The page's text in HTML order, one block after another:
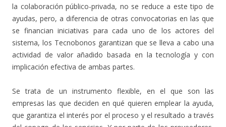
la colaboración público-privada, no se reduce a este tipo de
ayudas, pero, a diferencia de otras convocatorias en las que
se financian iniciativas para cada uno de los actores del
sistema, los Tecnobonos garantizan que se lleva a cabo una
actividad de valor añadido basada en la tecnología y con
implicación efectiva de ambas partes.
Se trata de un instrumento flexible, en el que son las
empresas las que deciden en qué quieren emplear la ayuda,
que garantiza el interés por el proceso y el resultado a través